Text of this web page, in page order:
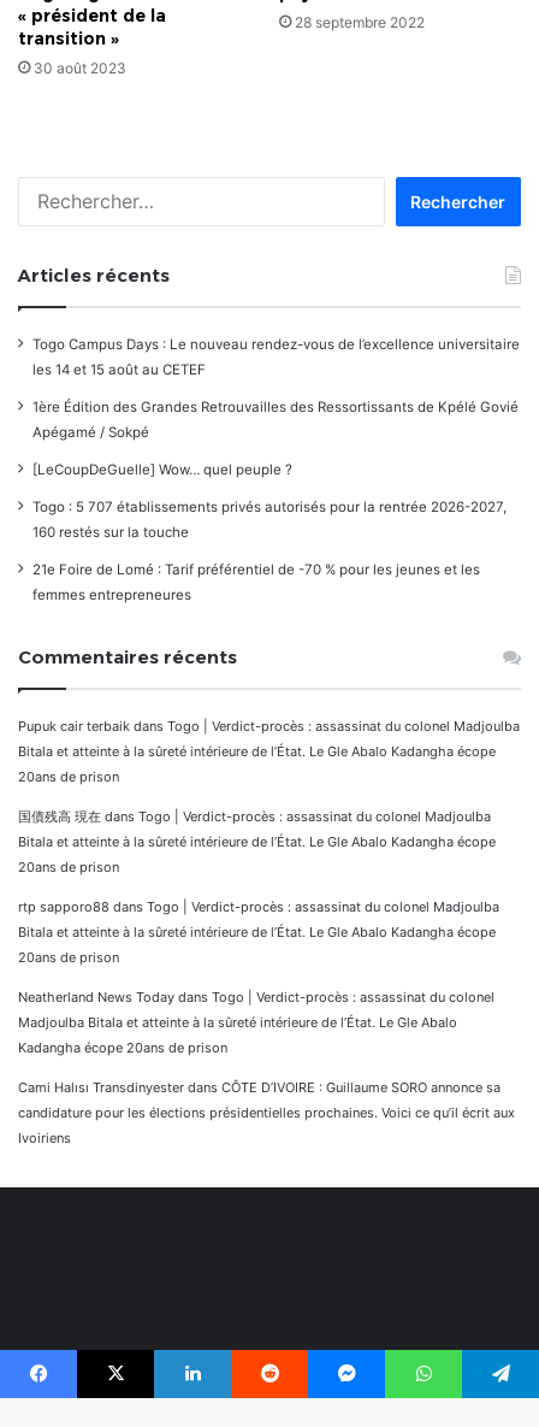
« président de la
transition »
30 août 2023
28 septembre 2022
Articles récents
Togo Campus Days : Le nouveau rendez-vous de l’excellence universitaire
les 14 et 15 août au CETEF
1ère Édition des Grandes Retrouvailles des Ressortissants de Kpélé Govié
Apégamé / Sokpé
[LeCoupDeGuelle] Wow… quel peuple ?
Togo : 5 707 établissements privés autorisés pour la rentrée 2026-2027,
160 restés sur la touche
21e Foire de Lomé : Tarif préférentiel de -70 % pour les jeunes et les
femmes entrepreneures
Commentaires récents
Pupuk cair terbaik dans Togo | Verdict-procès : assassinat du colonel Madjoulba
Bitala et atteinte à la sûreté intérieure de l’État. Le Gle Abalo Kadangha écope
20ans de prison
国債残高 現在 dans Togo | Verdict-procès : assassinat du colonel Madjoulba
Bitala et atteinte à la sûreté intérieure de l’État. Le Gle Abalo Kadangha écope
20ans de prison
rtp sapporo88 dans Togo | Verdict-procès : assassinat du colonel Madjoulba
Bitala et atteinte à la sûreté intérieure de l’État. Le Gle Abalo Kadangha écope
20ans de prison
Neatherland News Today dans Togo | Verdict-procès : assassinat du colonel
Madjoulba Bitala et atteinte à la sûreté intérieure de l’État. Le Gle Abalo
Kadangha écope 20ans de prison
Cami Halısı Transdinyester dans CÔTE D’IVOIRE : Guillaume SORO annonce sa
candidature pour les élections présidentielles prochaines. Voici ce qu’il écrit aux
Ivoiriens
Facebook X Linkedin Reddit Messenger WhatsApp Telegram